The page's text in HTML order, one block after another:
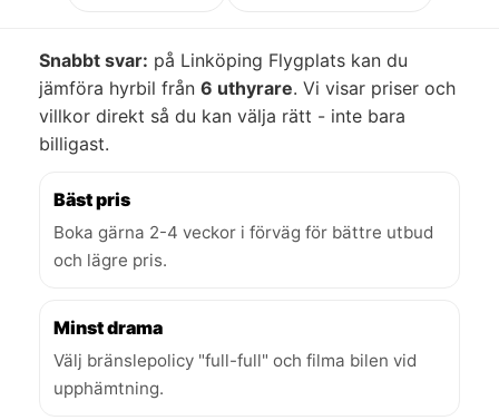
Snabbt svar: på Linköping Flygplats kan du
jämföra hyrbil från 6 uthyrare. Vi visar priser och
villkor direkt så du kan välja rätt - inte bara
billigast.
Bäst pris
Boka gärna 2-4 veckor i förväg för bättre utbud
och lägre pris.
Minst drama
Välj bränslepolicy "full-full" och filma bilen vid
upphämtning.